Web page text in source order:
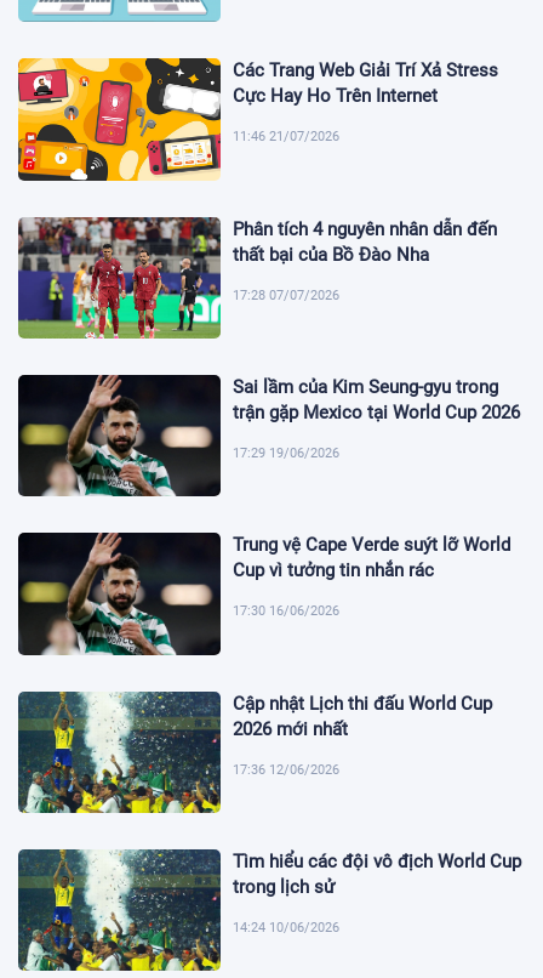
Các Trang Web Giải Trí Xả Stress
Cực Hay Ho Trên Internet
11:46 21/07/2026
Phân tích 4 nguyên nhân dẫn đến
thất bại của Bồ Đào Nha
17:28 07/07/2026
Sai lầm của Kim Seung-gyu trong
trận gặp Mexico tại World Cup 2026
17:29 19/06/2026
Trung vệ Cape Verde suýt lỡ World
Cup vì tưởng tin nhắn rác
17:30 16/06/2026
Cập nhật Lịch thi đấu World Cup
2026 mới nhất
17:36 12/06/2026
Tìm hiểu các đội vô địch World Cup
trong lịch sử
14:24 10/06/2026